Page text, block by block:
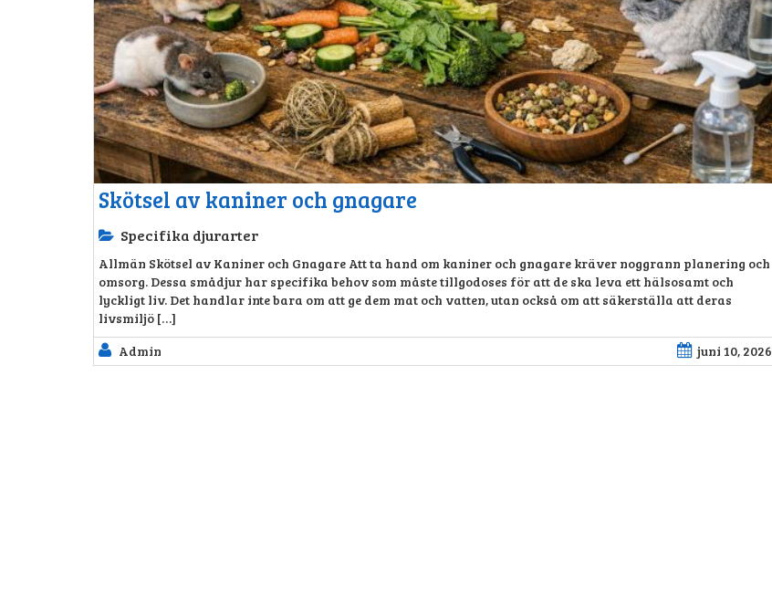
Skötsel av kaniner och gnagare
Specifika djurarter
Allmän Skötsel av Kaniner och Gnagare Att ta hand om kaniner och gnagare kräver noggrann planering och
omsorg. Dessa smådjur har specifika behov som måste tillgodoses för att de ska leva ett hälsosamt och
lyckligt liv. Det handlar inte bara om att ge dem mat och vatten, utan också om att säkerställa att deras
livsmiljö […]
Admin
juni 10, 2026